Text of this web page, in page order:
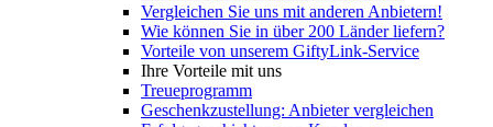
Vergleichen Sie uns mit anderen Anbietern!
Wie können Sie in über 200 Länder liefern?
Vorteile von unserem GiftyLink-Service
Ihre Vorteile mit uns
Treueprogramm
Geschenkzustellung: Anbieter vergleichen